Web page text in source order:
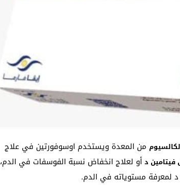
من المعدة ويستخدم اوسوفورتين في علاج
د أو لعلاج انخفاض نسبة الفوسفات في الدم،
لمعرفة مستوياته في الدم.